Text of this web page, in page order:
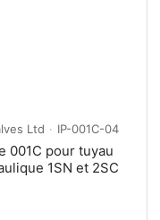
Ltd IP-001C-04
001C pour tuyau
1SN et 2SC